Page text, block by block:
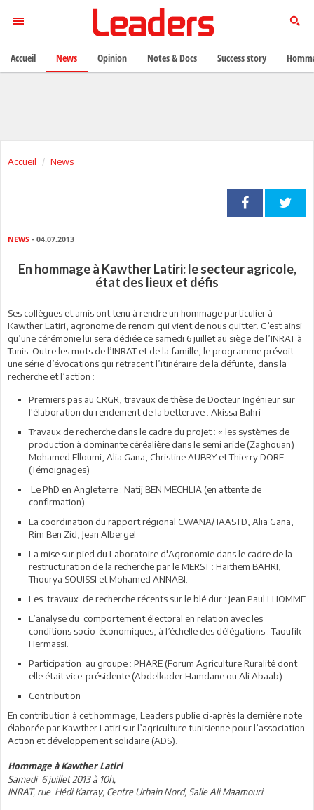
Accueil News
NEWS - 04.07.2013
En hommage à Kawther Latiri: le secteur agricole,
état des lieux et défis
Ses collègues et amis ont tenu à rendre un hommage particulier à
Kawther Latiri, agronome de renom qui vient de nous quitter. C’est ainsi
qu’une cérémonie lui sera dédiée ce samedi 6 juillet au siège de l’INRAT à
Tunis. Outre les mots de l’INRAT et de la famille, le programme prévoit
une série d’évocations qui retracent l’itinéraire de la défunte, dans la
recherche et l’action :
Premiers pas au CRGR, travaux de thèse de Docteur Ingénieur sur
l'élaboration du rendement de la betterave : Akissa Bahri
Travaux de recherche dans le cadre du projet : « les systèmes de
production à dominante céréalière dans le semi aride (Zaghouan)
Mohamed Elloumi, Alia Gana, Christine AUBRY et Thierry DORE
(Témoignages)
Le PhD en Angleterre : Natij BEN MECHLIA (en attente de
confirmation)
La coordination du rapport régional CWANA/ IAASTD, Alia Gana,
Rim Ben Zid, Jean Albergel
La mise sur pied du Laboratoire d'Agronomie dans le cadre de la
restructuration de la recherche par le MERST : Haithem BAHRI,
Thourya SOUISSI et Mohamed ANNABI.
Les travaux de recherche récents sur le blé dur : Jean Paul LHOMME
L’analyse du comportement électoral en relation avec les
conditions socio-économiques, à l’échelle des délégations : Taoufik
Hermassi.
Participation au groupe : PHARE (Forum Agriculture Ruralité dont
elle était vice-présidente (Abdelkader Hamdane ou Ali Abaab)
Contribution
En contribution à cet hommage, Leaders publie ci-après la dernière note
élaborée par Kawther Latiri sur l’agriculture tunisienne pour l’association
Action et développement solidaire (ADS).
Hommage à Kawther Latiri
Samedi 6 juillet 2013 à 10h,
INRAT, rue Hédi Karray, Centre Urbain Nord, Salle Ali Maamouri
Accueil News Opinion Notes & Docs Success story